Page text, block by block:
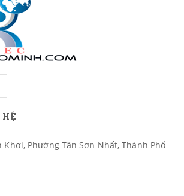
HỆ
Phường Tân Sơn Nhất, Thành Phố